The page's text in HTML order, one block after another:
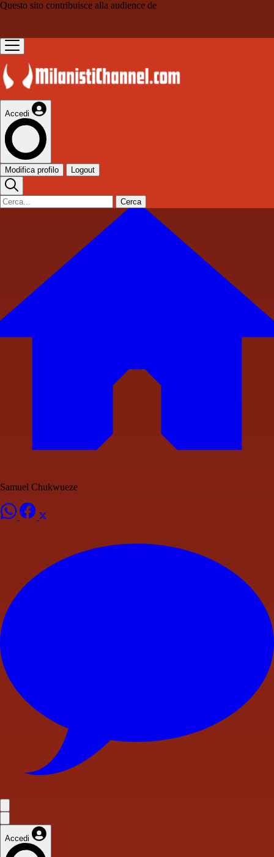
Questo sito contribuisce alla audience de
Accedi
Modifica profilo Logout
Cerca
Samuel Chukwueze
Accedi